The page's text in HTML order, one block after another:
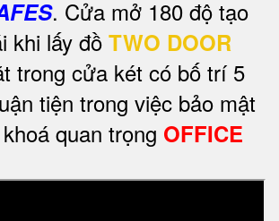
. Cửa mở 180 độ tạo
khi lấy đồ TWO DOOR
trong cửa két có bố trí 5
tiện trong việc bảo mật
quan trọng OFFICE